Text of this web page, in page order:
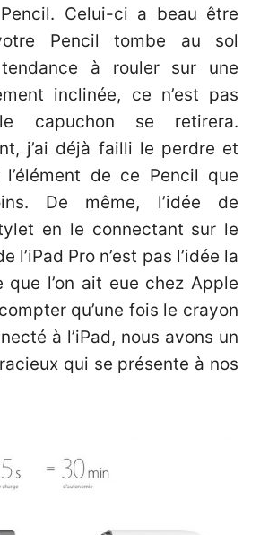
Celui-ci a beau être
Pencil tombe au sol
à rouler sur une
inclinée, ce n’est pas
capuchon se retirera.
j’ai déjà failli le perdre et
l’élément de ce Pencil que
De même, l’idée de
en le connectant sur le
l’iPad Pro n’est pas l’idée la
que l’on ait eue chez Apple
qu’une fois le crayon
à l’iPad, nous avons un
qui se présente à nos